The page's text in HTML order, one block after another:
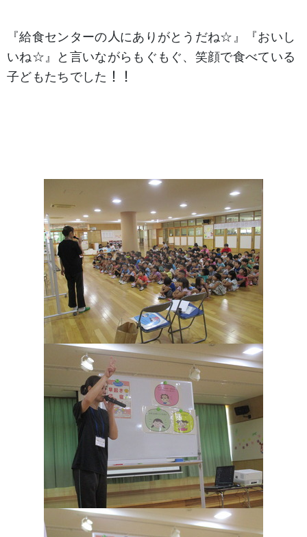
『給食センターの人にありがとうだね☆』『おいし
いね☆』と言いながらもぐもぐ、笑顔で食べている
子どもたちでした！！